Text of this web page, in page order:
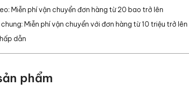
Miễn phí vận chuyển đơn hàng từ 20 bao trở lên
Miễn phí vận chuyển với đơn hàng từ 10 triệu trở lên
dẫn
phẩm